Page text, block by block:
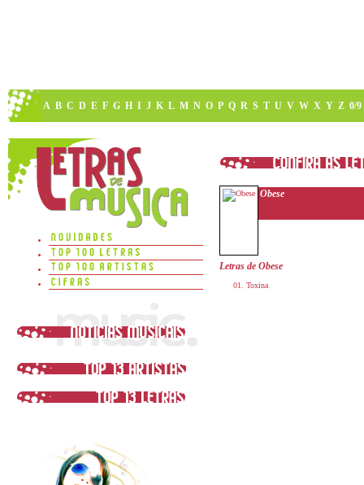
A B C D E F G H I J K L M N O P Q R S T U V W X Y Z 0/9
Obese
Letras de Obese
Toxina